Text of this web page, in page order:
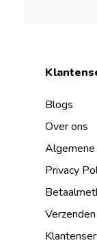
Blogs
Over ons
Privacy